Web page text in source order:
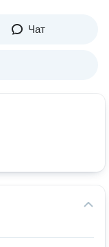
Чат